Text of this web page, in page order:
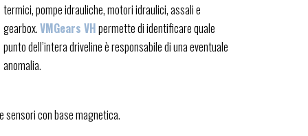
termici, pompe idrauliche, motori idraulici, assali e
gearbox.VMGears VHpermette di identificare quale
punto dell’intera driveline è responsabile di una eventuale
anomalia.
sensori con base magnetica.